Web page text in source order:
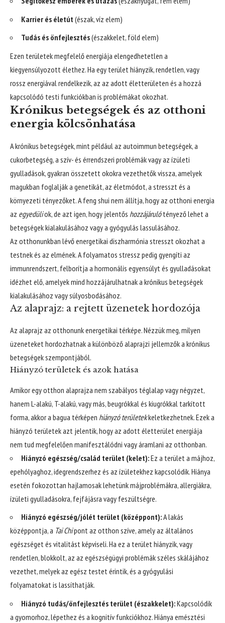
Karrier és életút (észak, víz elem)
Tudás és önfejlesztés(északkelet, föld elem)
Ezen területek megfelelő energiája elengedhetetlen a
kiegyensúlyozott élethez. Ha egy terület hiányzik, rendetlen, vagy
rossz energiával rendelkezik, az az adott életterületen és a hozzá
kapcsolódó testi funkciókban is problémákat okozhat.
Krónikus betegségek és az otthoni
energia kölcsönhatása
A krónikus betegségek, mint például az autoimmun betegségek, a
cukorbetegség, a szív- és érrendszeri problémák vagy az ízületi
gyulladások, gyakran összetett okokra vezethetők vissza, amelyek
magukban foglalják a genetikát, az életmódot, a stresszt és a
környezeti tényezőket. A feng shui nem állítja, hogy az otthoni energia
az egyedüliok, de azt igen, hogy jelentős hozzájárulótényező lehet a
betegségek kialakulásához vagy a gyógyulás lassulásához.
Az otthonunkban lévő energetikai diszharmónia stresszt okozhat a
testnek és az elmének. A folyamatos stressz pedig gyengíti az
immunrendszert, felborítja a hormonális egyensúlyt és gyulladásokat
idézhet elő, amelyek mind hozzájárulhatnak a krónikus betegségek
kialakulásához vagy súlyosbodásához.
Az alaprajz: a rejtett üzenetek hordozója
Az alaprajz az otthonunk energetikai térképe. Nézzük meg, milyen
üzeneteket hordozhatnak a különböző alaprajzi jellemzők a krónikus
betegségek szempontjából.
Hiányzó területek és azok hatása
Amikor egy otthon alaprajza nem szabályos téglalap vagy négyzet,
hanem L-alakú, T-alakú, vagy más, beugrókkal és kiugrókkal tarkított
forma, akkor a bagua térképen hiányzó területekkeletkezhetnek. Ezek a
hiányzó területek azt jelentik, hogy az adott életterület energiája
nem tud megfelelően manifesztálódni vagy áramlani az otthonban.
Hiányzó egészség/család terület (kelet):Ez a terület a májhoz,
epehólyaghoz, idegrendszerhez és az ízületekhez kapcsolódik. Hiánya
esetén fokozottan hajlamosak lehetünk májproblémákra, allergiákra,
ízületi gyulladásokra, fejfájásra vagy feszültségre.
Hiányzó egészség/jólét terület (középpont):A lakás
középpontja, a Tai Chipont az otthon szíve, amely az általános
egészséget és vitalitást képviseli. Ha ez a terület hiányzik, vagy
rendetlen, blokkolt, az az egészségügyi problémák széles skálájához
vezethet, melyek az egész testet érintik, és a gyógyulási
folyamatokat is lassíthatják.
Hiányzó tudás/önfejlesztés terület (északkelet):Kapcsolódik
a gyomorhoz, lépethez és a kognitív funkciókhoz. Hiánya emésztési